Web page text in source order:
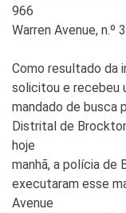
966
Warren Avenue, n.º
Como resultado da
solicitou e recebeu
mandado de busca
Distrital de
hoje
manhã, a polícia
executaram esse
Avenue